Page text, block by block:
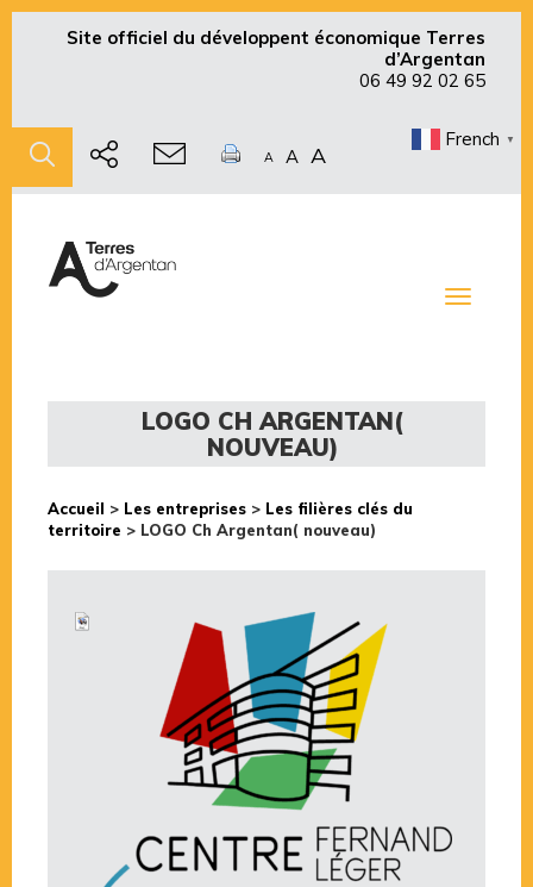
Site officiel du développent économique Terres
d’Argentan
06 49 92 02 65
A A A
French ▼
Toggle
LOGO CH ARGENTAN(
NOUVEAU)
Accueil > Les entreprises > Les filières clés du
territoire > LOGO Ch Argentan( nouveau)